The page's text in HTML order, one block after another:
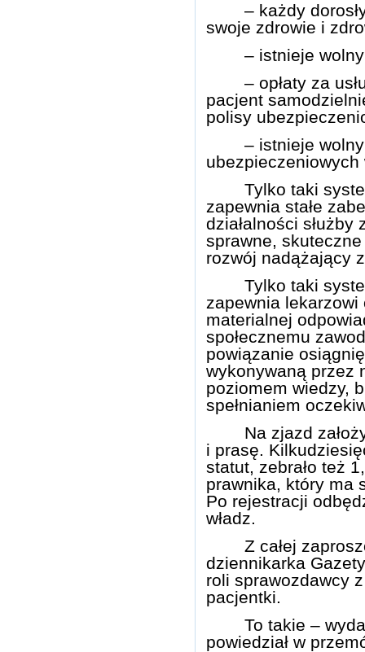
– każdy
swoje zdrowie i
– istnieje
– opłaty za
pacjent
polisy
– istnieje
Tylko taki
zapewnia stałe
działalności
sprawne, skuteczne
rozwój nadążający
Tylko taki
zapewnia
materialnej
społecznemu
powiązanie
wykonywaną przez
poziomem wiedzy,
spełnianiem
Na zjazd
i prasę.
statut, zebrało też
prawnika, który ma
Po rejestracji
władz.
Z całej
dziennikarka
roli sprawozdawcy
pacjentki.
To takie –
powiedział w